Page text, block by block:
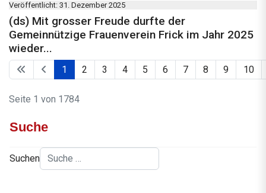
Veröffentlicht: 31. Dezember 2025
(ds) Mit grosser Freude durfte der
Gemeinnützige Frauenverein Frick im Jahr 2025
wieder...
1 2 3 4 5 6 7 8 9 10
Seite 1 von 1784
Suche
Suchen